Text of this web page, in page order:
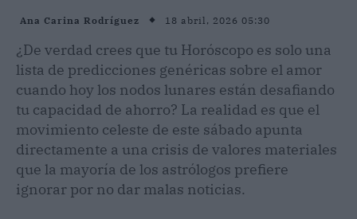
Ana Carina Rodríguez 18 abril, 2026 05:30
¿De verdad crees que tu Horóscopo es solo una
lista de predicciones genéricas sobre el amor
cuando hoy los nodos lunares están desafiando
tu capacidad de ahorro? La realidad es que el
movimiento celeste de este sábado apunta
directamente a una crisis de valores materiales
que la mayoría de los astrólogos prefiere
ignorar por no dar malas noticias.